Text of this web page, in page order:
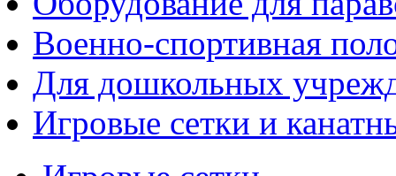
Военно-спортивная
Для дошкольных
Игровые сетки и